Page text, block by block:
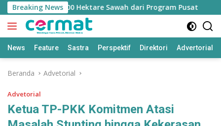
Langsung
ke
konten
Breaking News
Jatah 7.500 Hektare Sawah dari Program Pusat
News Feature Sastra Perspektif Direktori Advertorial
Beranda Advetorial
Advetorial
Ketua TP-PKK Komitmen Atasi